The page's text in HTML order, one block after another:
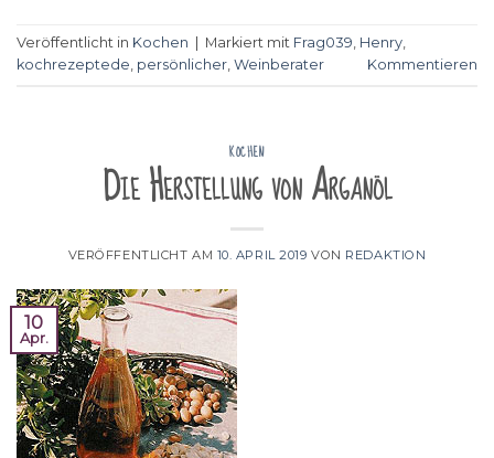
Veröffentlicht in Kochen Markiert mit Frag039 Henry
kochrezeptede persönlicher Weinberater Kommentieren
KOCHEN
Die Herstellung von Arganöl
VERÖFFENTLICHT AM 10. APRIL 2019 VON REDAKTION
10
Apr.